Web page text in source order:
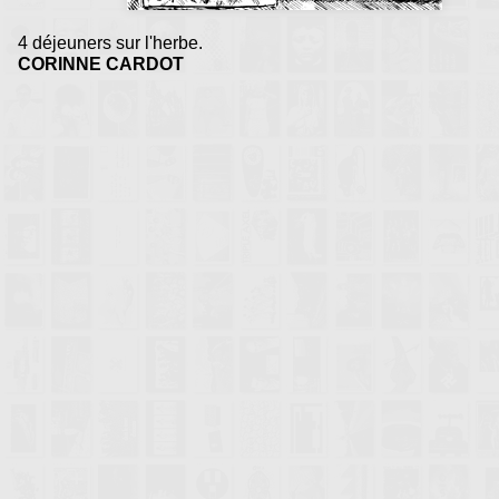
4 déjeuners sur l'herbe.
CORINNE CARDOT